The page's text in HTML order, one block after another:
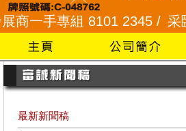
8101 2345 / 采頣花園 2345
最新新聞稿